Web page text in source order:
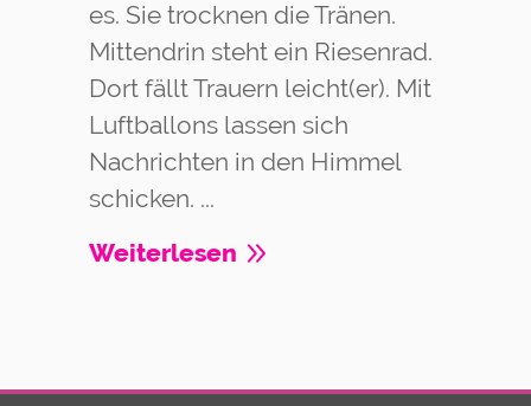
es. Sie trocknen die Tränen.
Mittendrin steht ein Riesenrad.
Dort fällt Trauern leicht(er). Mit
Luftballons lassen sich
Nachrichten in den Himmel
schicken. ...
Weiterlesen